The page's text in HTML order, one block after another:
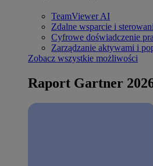
TeamViewer AI
Zdalne wsparcie i
Cyfrowe doświadczenie
Zarządzanie aktywami i
Zobacz wszystkie możliwości
Raport Gartner